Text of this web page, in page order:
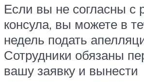
Если вы не согласны с
консула, вы можете в
недель подать
Сотрудники обязаны
вашу заявку и вынести